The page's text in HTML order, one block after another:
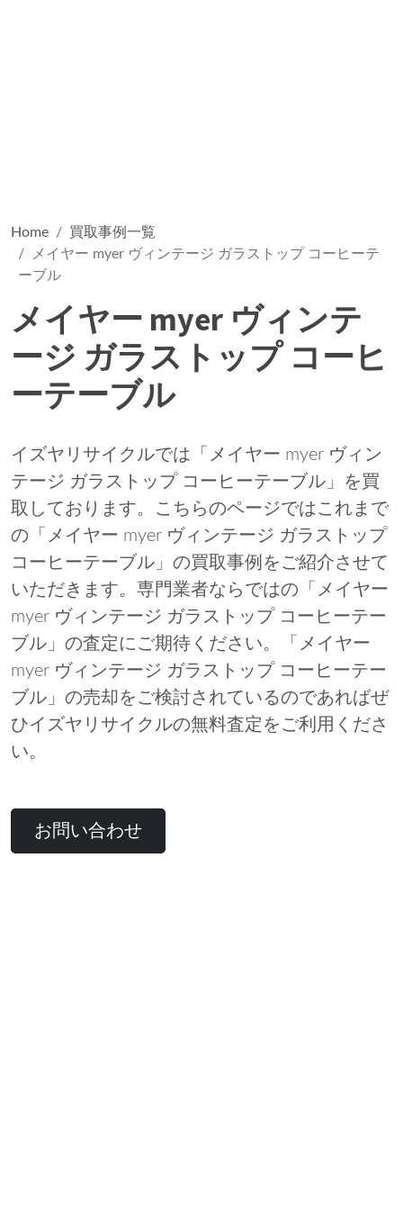
Home
買取事例一覧
メイヤー myer ヴィンテージ ガラストップ コーヒーテ
ーブル
メイヤー myer ヴィンテ
ージ ガラストップ コーヒ
ーテーブル
イズヤリサイクルでは「メイヤー myer ヴィン
テージ ガラストップ コーヒーテーブル」を買
取しております。こちらのページではこれまで
の「メイヤー myer ヴィンテージ ガラストップ
コーヒーテーブル」の買取事例をご紹介させて
いただきます。専門業者ならではの「メイヤー
myer ヴィンテージ ガラストップ コーヒーテー
ブル」の査定にご期待ください。「メイヤー
myer ヴィンテージ ガラストップ コーヒーテー
ブル」の売却をご検討されているのであればぜ
ひイズヤリサイクルの無料査定をご利用くださ
い。
お問い合わせ